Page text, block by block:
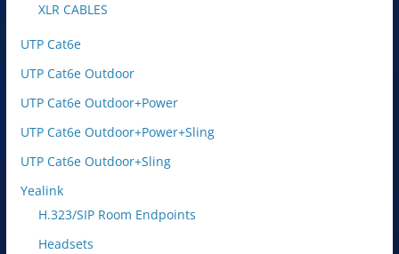
XLR CABLES
UTP Cat6e
UTP Cat6e Outdoor
UTP Cat6e Outdoor+Power
UTP Cat6e Outdoor+Power+Sling
UTP Cat6e Outdoor+Sling
Yealink
H.323/SIP Room Endpoints
Headsets